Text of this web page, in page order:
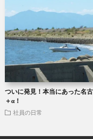
ついに発見！本当にあった名
＋α！
社員の日常